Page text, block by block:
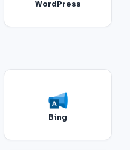
WordPress
Bing